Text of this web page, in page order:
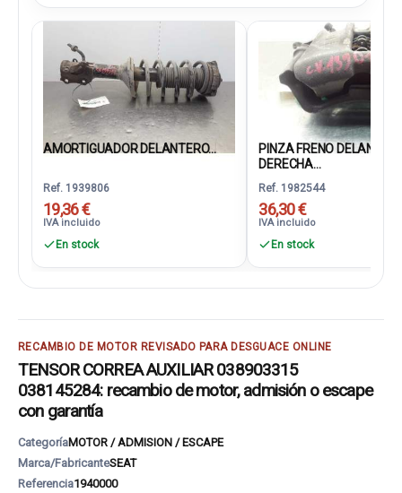
AMORTIGUADOR DELANTERO...
Ref. 1939806
19,36 €
IVA incluido
En stock
PINZA FRENO
DERECHA...
Ref. 1982544
36,30 €
IVA incluido
En stock
RECAMBIO DE MOTOR REVISADO PARA DESGUACE ONLINE
TENSOR CORREA AUXILIAR 038903315
038145284: recambio de motor, admisión o escape
con garantía
CategoríaMOTOR / ADMISION / ESCAPE
Marca/FabricanteSEAT
Referencia1940000